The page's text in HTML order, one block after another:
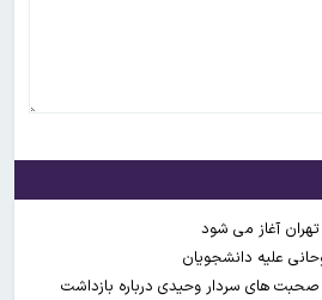
آغاز می شود
علیه دانشجویان
های سردار وحیدی درباره بازداشت